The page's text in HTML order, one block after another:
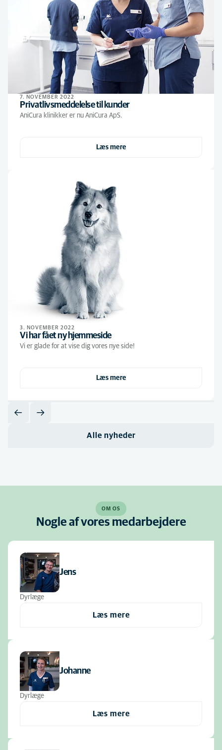
7. NOVEMBER 2022
Privatlivsmeddelelse til kunder
AniCura klinikker er nu AniCura ApS.
Læs mere
3. NOVEMBER 2022
Vi har fået ny hjemmeside
Vi er glade for at vise dig vores nye side!
Læs mere
Alle nyheder
OM OS
Nogle af vores medarbejdere
Jens
Dyrlæge
Læs mere
Johanne
Dyrlæge
Læs mere